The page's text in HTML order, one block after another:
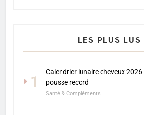
LES PLUS LUS
1
Calendrier lunaire cheveux 2026
pousse record
Santé & Compléments